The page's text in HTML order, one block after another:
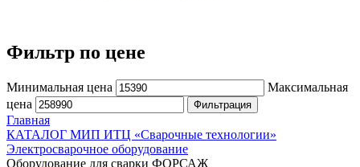
Фильтр по цене
Минимальная цена
Максимальная
цена
Фильтрация
Главная
КАТАЛОГ МИП ИТЦ «Сварочные технологии»
Электросварочное оборудование
Оборудование для сварки ФОРСАЖ